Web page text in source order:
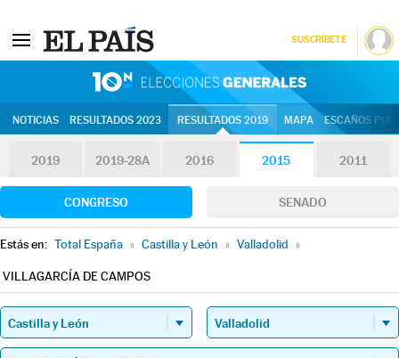
SUSCRÍBETE
NOTICIAS RESULTADOS 2023 RESULTADOS 2019 MAPA ESCAÑOS
2019 2019-28A 2016 2015 2011
CONGRESO SENADO
Estás en: Total España » Castilla y León » Valladolid »
VILLAGARCÍA DE CAMPOS